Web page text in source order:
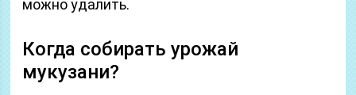
можно удалить.
Когда собирать урожай
мукузани?